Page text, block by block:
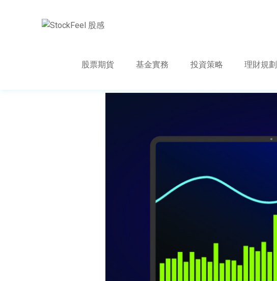
股票期貨 基金實務 投資策略 理財規劃